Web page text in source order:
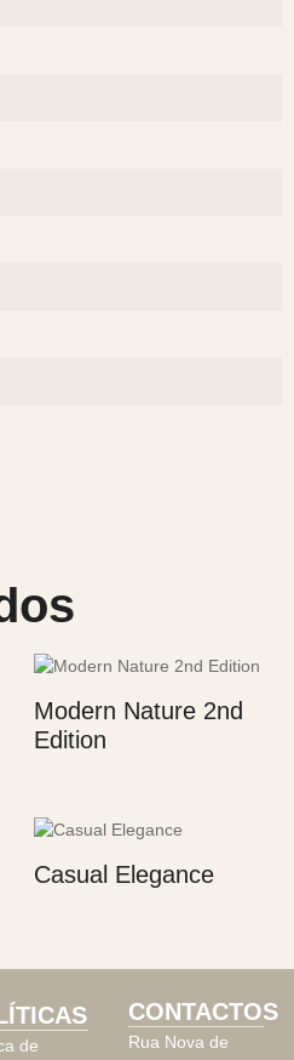
Modern Nature 2nd
Edition
Casual Elegance
de
CONTACTOS
Rua Nova de